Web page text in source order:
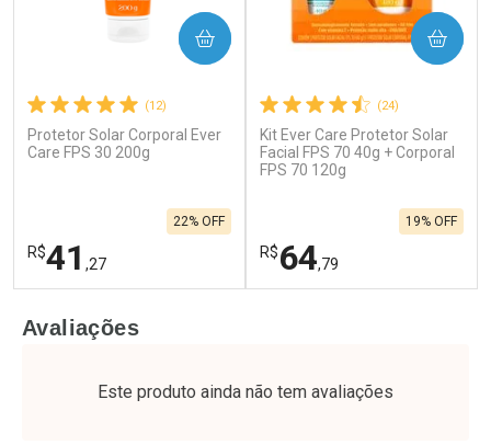
(12)
Protetor Solar Corporal Ever
Care FPS 30 200g
R$41 ,27
22% OFF
COMPRAR
Laboratório
Por Menos
(24)
Kit Ever Care Protetor Solar
Facial FPS 70 40g + Corporal
FPS 70 120g
R$64,79
19% OFF
COMPRAR
Laboratório
Por Menos
Avaliações
Este produto ainda não tem avaliações